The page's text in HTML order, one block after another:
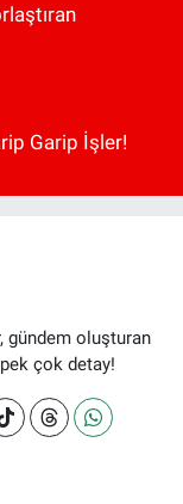
Garip İşler!
gündem oluşturan
pek çok detay!